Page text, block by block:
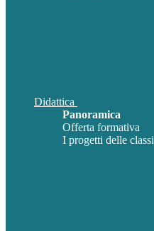
Didattica
Panoramica
Offerta formativa
I progetti delle classi